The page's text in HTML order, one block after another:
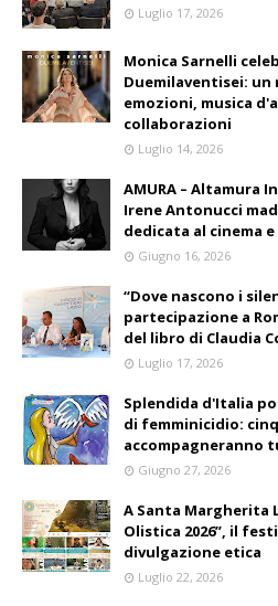
Luglio 17, 2026
Monica Sarnelli
Duemilaventisei: un
emozioni, musica
collaborazioni
Luglio 14, 2026
AMURA – Altamura
Irene Antonucci
dedicata al cinema
Giugno 16, 2026
“Dove nascono i
partecipazione a
del libro di Claudia
Luglio 17, 2026
Splendida d'Italia
di femminicidio:
accompagneranno
Giugno 27, 2026
A Santa Margherita
Olistica 2026”, il
divulgazione etica
Luglio 22, 2026